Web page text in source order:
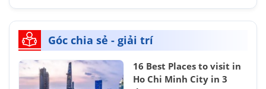
Góc chia sẻ - giải trí
16 Best Places to visit in
Ho Chi Minh City in 3